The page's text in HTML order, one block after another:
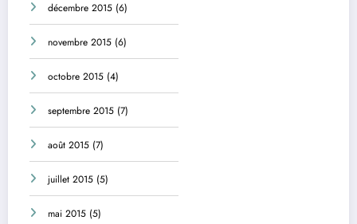
décembre 2015 (6)
novembre 2015 (6)
octobre 2015 (4)
septembre 2015 (7)
août 2015 (7)
juillet 2015 (5)
mai 2015 (5)